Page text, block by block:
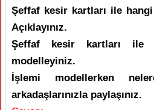
Şeffaf kesir kartları ile
Açıklayınız.
Şeffaf kesir kartları
modelleyiniz.
İşlemi modellerken
arkadaşlarınızla paylaşınız.